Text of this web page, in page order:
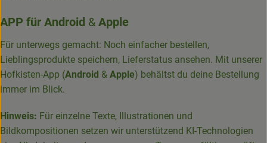
APP für Android & Apple
Für unterwegs gemacht: Noch einfacher bestellen,
Lieblingsprodukte speichern, Lieferstatus ansehen. Mit unserer
Hofkisten-App (Android & Apple) behältst du deine Bestellung
immer im Blick.
Hinweis: Für einzelne Texte, Illustrationen und
Bildkompositionen setzen wir unterstützend KI-Technologien